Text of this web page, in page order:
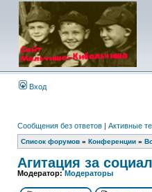
Вход
Сообщения без ответов | Активные
Список форумов » Конференции »
Агитация за
Модератор:Модераторы